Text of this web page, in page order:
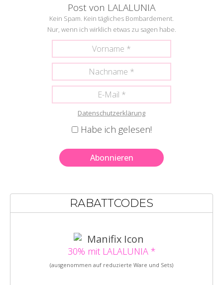
Post von LALALUNIA
Kein Spam. Kein tägliches Bombardement.
Nur, wenn ich wirklich etwas zu sagen habe.
Datenschutzerklärung
Habe ich gelesen!
RABATTCODES
30% mit LALALUNIA *
(ausgenommen auf reduzierte Ware und Sets)